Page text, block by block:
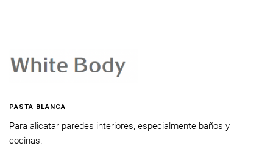
PASTA BLANCA
Para alicatar paredes interiores, especialmente baños y
cocinas.